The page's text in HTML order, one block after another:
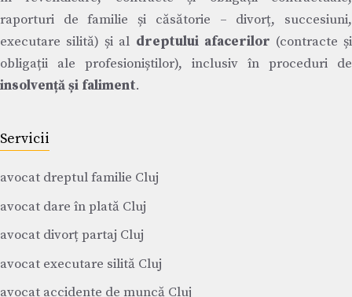
raporturi de familie și căsătorie – divorț, succesiuni,
executare silită) și al dreptului afacerilor (contracte și
obligații ale profesioniștilor), inclusiv în proceduri de
insolvență și faliment.
Servicii
avocat dreptul familie Cluj
avocat dare în plată Cluj
avocat divorț partaj Cluj
avocat executare silită Cluj
avocat accidente de muncă Cluj